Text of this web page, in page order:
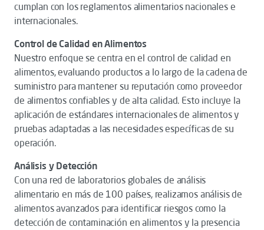
cumplan con los reglamentos alimentarios nacionales e
internacionales.
Control de Calidad en Alimentos
Nuestro enfoque se centra en el control de calidad en
alimentos, evaluando productos a lo largo de la cadena de
suministro para mantener su reputación como proveedor
de alimentos confiables y de alta calidad. Esto incluye la
aplicación de estándares internacionales de alimentos y
pruebas adaptadas a las necesidades específicas de su
operación.
Análisis y Detección
Con una red de laboratorios globales de análisis
alimentario en más de 100 países, realizamos análisis de
alimentos avanzados para identificar riesgos como la
detección de contaminación en alimentos y la presencia